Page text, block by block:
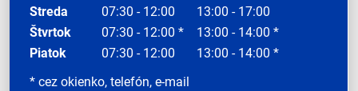
Streda
07:30 - 12:00
13:00 - 17:00
Štvrtok
07:30 - 12:00 *
13:00 - 14:00 *
Piatok
07:30 - 12:00
13:00 - 14:00 *
* cez okienko, telefón, e-mail